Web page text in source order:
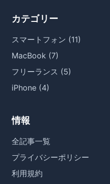
カテゴリー
スマートフォン (11)
MacBook (7)
フリーランス (5)
iPhone (4)
情報
全記事一覧
プライバシーポリシー
利用規約